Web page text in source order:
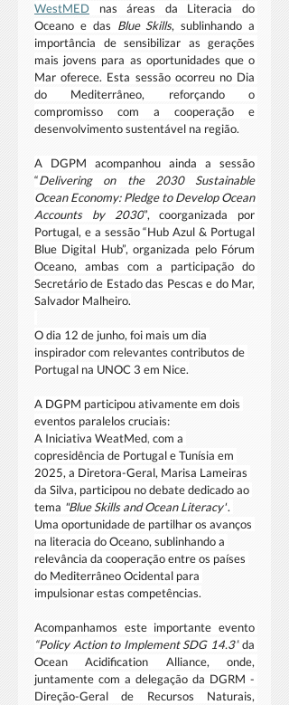
WestMED nas áreas da Literacia do
Oceano e das Blue Skills, sublinhando a
importância de sensibilizar as gerações
mais jovens para as oportunidades que o
Mar oferece. Esta sessão ocorreu no Dia
do Mediterrâneo, reforçando o
compromisso com a cooperação e
desenvolvimento sustentável na região.
A DGPM acompanhou ainda a sessão
“Delivering on the 2030 Sustainable
Ocean Economy: Pledge to Develop Ocean
Accounts by 2030”, coorganizada por
Portugal, e a sessão “Hub Azul & Portugal
Blue Digital Hub”, organizada pelo Fórum
Oceano, ambas com a participação do
Secretário de Estado das Pescas e do Mar,
Salvador Malheiro.
O dia 12 de junho, foi mais um dia
inspirador com relevantes contributos de
Portugal na UNOC 3 em Nice.
A DGPM participou ativamente em dois
eventos paralelos cruciais:
A Iniciativa WeatMed, com a
copresidência de Portugal e Tunísia em
2025, a Diretora-Geral, Marisa Lameiras
da Silva, participou no debate dedicado ao
tema "Blue Skills and Ocean Literacy".
Uma oportunidade de partilhar os avanços
na literacia do Oceano, sublinhando a
relevância da cooperação entre os países
do Mediterrâneo Ocidental para
impulsionar estas competências.
“Policy Action to Implement SDG 14.3” da
Ocean Acidification Alliance, onde,
juntamente com a delegação da DGRM -
Direção-Geral de Recursos Naturais,